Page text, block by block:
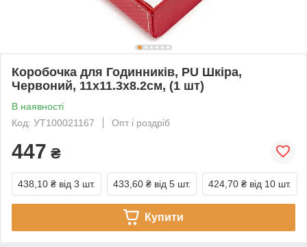
Коробочка для Годинників, PU Шкіра,
Червоний, 11х11.3х8.2см, (1 шт)
В наявності
Код: УТ100021167
Опт і роздріб
447 ₴
438,10 ₴ від 3 шт. 433,60 ₴ від 5 шт. 424,70 ₴ від 10 шт.
Купити